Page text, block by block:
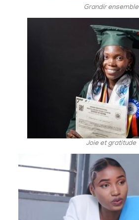
Grandir ensemble
Joie et gratitude